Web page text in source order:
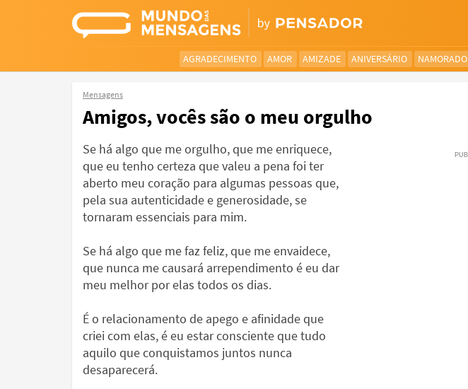
AGRADECIMENTO AMOR AMIZADE ANIVERSÁRIO NAMORADO
Mensagens
Amigos, vocês são o meu orgulho
Se há algo que me orgulho, que me enriquece,
que eu tenho certeza que valeu a pena foi ter
aberto meu coração para algumas pessoas que,
pela sua autenticidade e generosidade, se
tornaram essenciais para mim.
Se há algo que me faz feliz, que me envaidece,
que nunca me causará arrependimento é eu dar
meu melhor por elas todos os dias.
É o relacionamento de apego e afinidade que
criei com elas, é eu estar consciente que tudo
aquilo que conquistamos juntos nunca
desaparecerá.